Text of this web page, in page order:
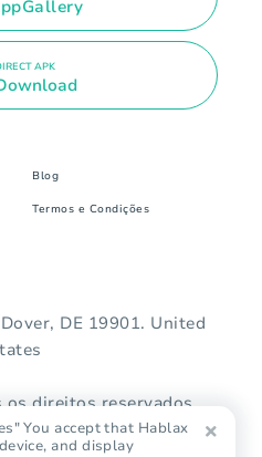
APK
Blog
Termos e Condições
DE 19901. United
direitos reservados.
You accept that Hablax
and display